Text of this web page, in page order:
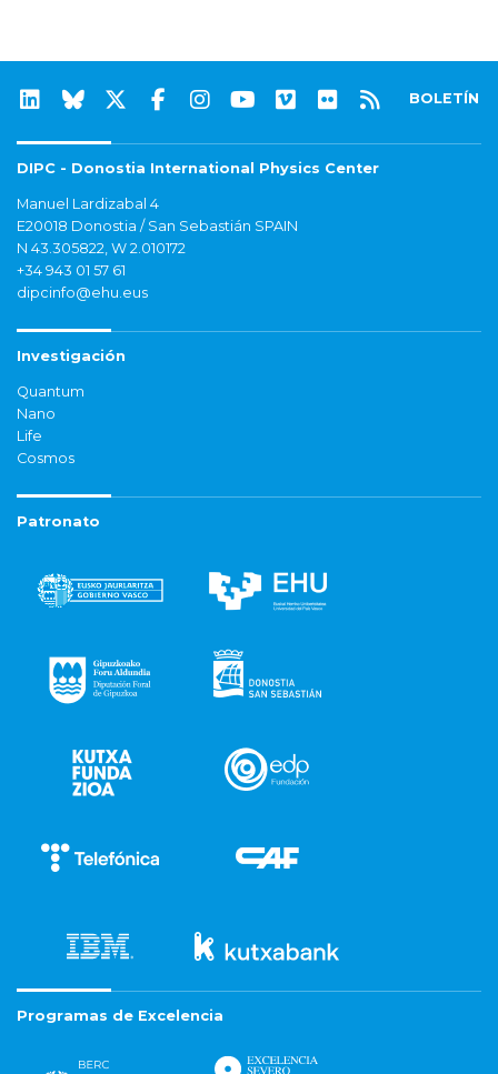
BOLETÍN
DIPC - Donostia International Physics Center
Manuel Lardizabal 4
E20018 Donostia / San Sebastián SPAIN
N 43.305822, W 2.010172
+34 943 01 57 61
dipcinfo@ehu.eus
Investigación
Quantum
Nano
Life
Cosmos
Patronato
Programas de Excelencia